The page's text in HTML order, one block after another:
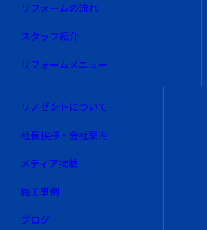
リフォームの流れ
スタッフ紹介
リフォームメニュー
リノゼントについて
社長挨拶・会社案内
メディア掲載
施工事例
ブログ